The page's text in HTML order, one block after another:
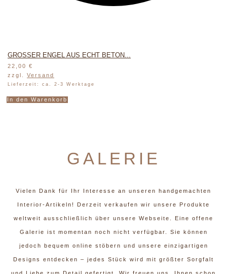
GROSSER ENGEL AUS ECHT BETON...
22,00 €
zzgl. Versand
Lieferzeit: ca. 2-3 Werktage
In den Warenkorb
GALERIE
Vielen Dank für Ihr Interesse an unseren handgemachten
Interior-Artikeln! Derzeit verkaufen wir unsere Produkte
weltweit ausschließlich über unsere Webseite. Eine offene
Galerie ist momentan noch nicht verfügbar. Sie können
jedoch bequem online stöbern und unsere einzigartigen
Designs entdecken – jedes Stück wird mit größter Sorgfalt